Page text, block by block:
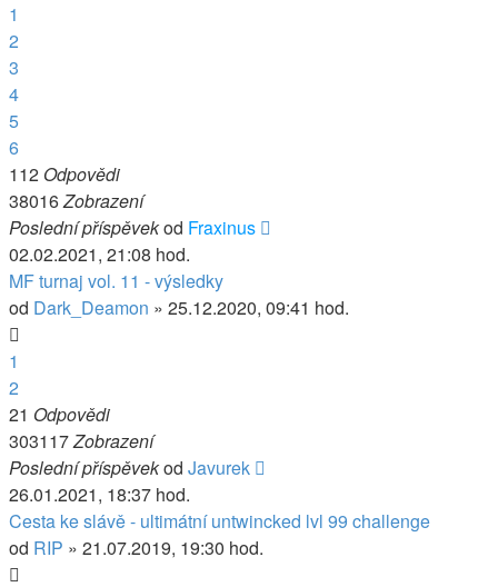
1
2
3
4
5
6
112 Odpovědi
38016Zobrazení
Poslední příspěvekod Fraxinus
02.02.2021, 21:08 hod.
MF turnaj vol. 11 - výsledky
od Dark_Deamon » 25.12.2020, 09:41 hod.
1
2
21 Odpovědi
303117Zobrazení
Poslední příspěvekod Javurek
26.01.2021, 18:37 hod.
Cesta ke slávě - ultimátní untwincked lvl 99 challenge
od RIP » 21.07.2019, 19:30 hod.